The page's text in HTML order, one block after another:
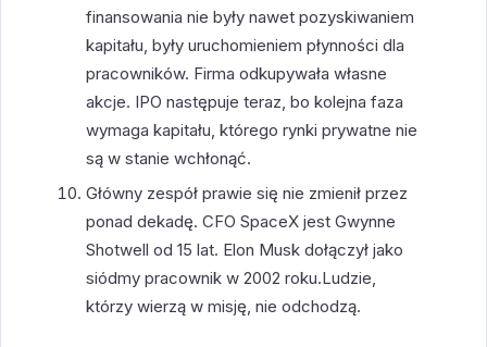
finansowania nie były nawet pozyskiwaniem
kapitału, były uruchomieniem płynności dla
pracowników. Firma odkupywała własne
akcje. IPO następuje teraz, bo kolejna faza
wymaga kapitału, którego rynki prywatne nie
są w stanie wchłonąć.
Główny zespół prawie się nie zmienił przez
ponad dekadę. CFO SpaceX jest Gwynne
Shotwell od 15 lat. Elon Musk dołączył jako
siódmy pracownik w 2002 roku.Ludzie,
którzy wierzą w misję, nie odchodzą.